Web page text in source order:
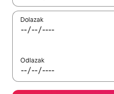
Dolazak
Odlazak